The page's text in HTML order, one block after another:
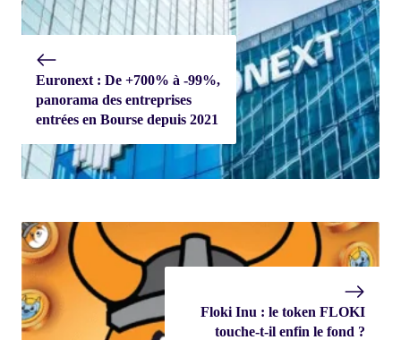
Euronext : De +700% à -99%,
panorama des entreprises
entrées en Bourse depuis 2021
Floki Inu : le token FLOKI
touche-t-il enfin le fond ?